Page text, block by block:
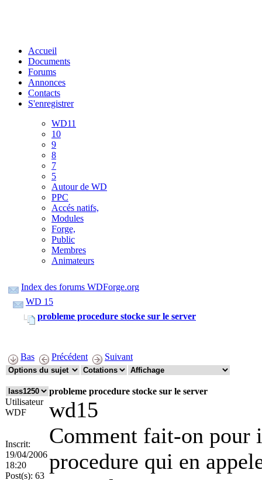
Accueil
Documents
Forums
Annonces
Contacts
S'enregistrer
WD11
10
9
8
7
5
Autour de WD
PPC
Accés natifs,
Modules
Forge,
Public
Membres
Animateurs
Index des forums WDForge.org
WD 15
probleme procedure stocke sur le server
Bas Précédent Suivant
probleme procedure stocke sur le server
Utilisateur
WDF
Inscrit:
19/04/2006
18:20
Post(s): 63
wd15
Comment fait-on pour
procedure qui en